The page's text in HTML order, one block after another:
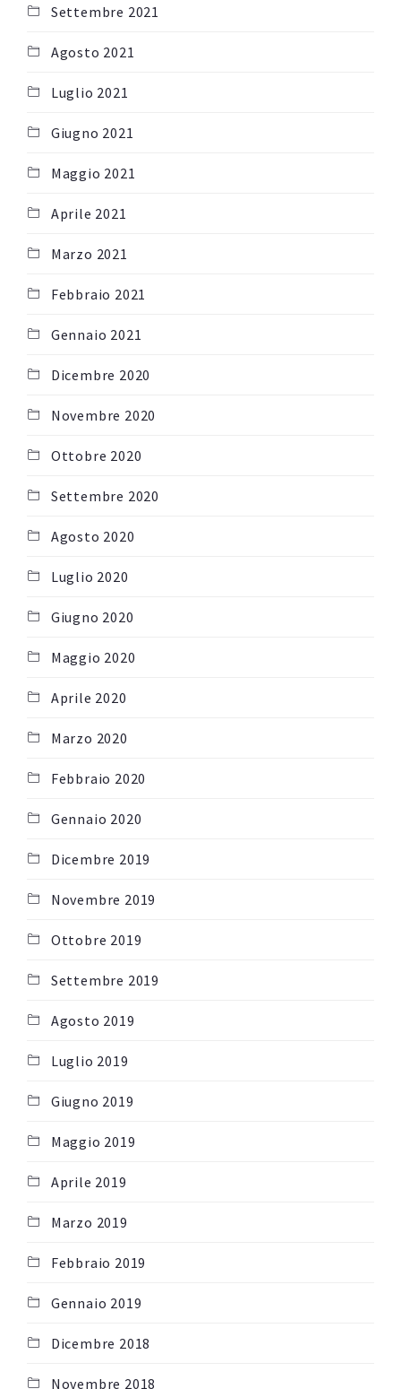
Settembre 2021
Agosto 2021
Luglio 2021
Giugno 2021
Maggio 2021
Aprile 2021
Marzo 2021
Febbraio 2021
Gennaio 2021
Dicembre 2020
Novembre 2020
Ottobre 2020
Settembre 2020
Agosto 2020
Luglio 2020
Giugno 2020
Maggio 2020
Aprile 2020
Marzo 2020
Febbraio 2020
Gennaio 2020
Dicembre 2019
Novembre 2019
Ottobre 2019
Settembre 2019
Agosto 2019
Luglio 2019
Giugno 2019
Maggio 2019
Aprile 2019
Marzo 2019
Febbraio 2019
Gennaio 2019
Dicembre 2018
Novembre 2018